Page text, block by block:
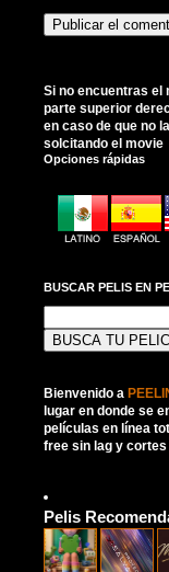
Si no encuentras el
parte superior
en caso de que no
solcitando el movie
Opciones rápidas
BUSCAR PELIS EN
Bienvenido a
lugar en donde se
películas en línea
free sin lag y cortes
Pelis